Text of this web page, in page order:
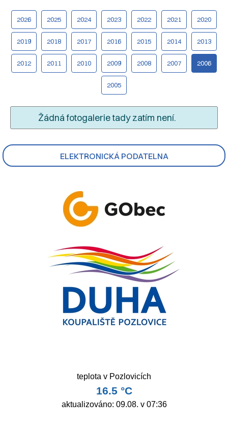
ELEKTRONICKÁ PODATELNA
2026 2025 2024 2023 2022 2021 2020
2019 2018 2017 2016 2015 2014 2013
2012 2011 2010 2009 2008 2007 2006
2005
Žádná fotogalerie tady zatím není.